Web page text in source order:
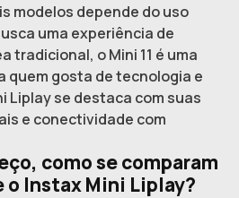
modelos depende do uso
uma experiência de
o Mini 11 é uma
quem gosta de tecnologia e
Liplay se destaca com suas
e conectividade com
como se comparam
o Instax Mini Liplay?